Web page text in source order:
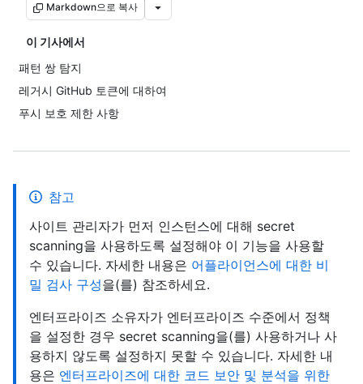
Markdown으로 복사
이 기사에서
패턴 쌍 탐지
레거시 GitHub 토큰에 대하여
푸시 보호 제한 사항
참고
사이트 관리자가 먼저 인스턴스에 대해 secret
scanning을 사용하도록 설정해야 이 기능을 사용할
수 있습니다. 자세한 내용은 어플라이언스에 대한 비
밀 검사 구성을(를) 참조하세요.
엔터프라이즈 소유자가 엔터프라이즈 수준에서 정책
을 설정한 경우 secret scanning을(를) 사용하거나 사
용하지 않도록 설정하지 못할 수 있습니다. 자세한 내
용은 엔터프라이즈에 대한 코드 보안 및 분석을 위한